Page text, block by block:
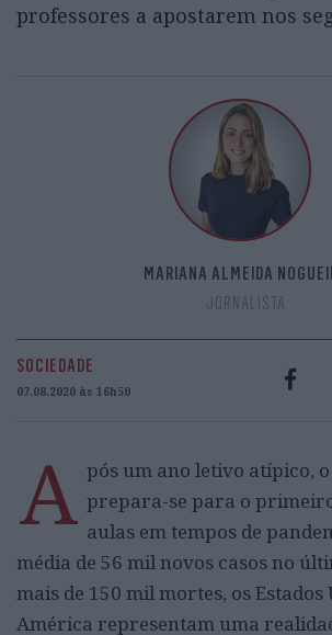
professores a apostarem nos
MARIANA ALMEIDA
JORNALISTA
SOCIEDADE
07.08.2020 às 16h50
A pós um ano letivo atípico,
prepara-se para o
aulas em tempos de
média de 56 mil novos casos no
mais de 150 mil mortes, os Estados
América representam uma